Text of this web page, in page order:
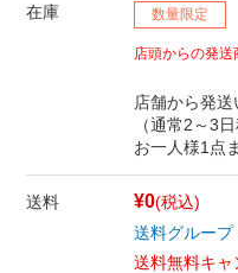
在庫 数量限定
店頭からの発送
店舗から発
（通常2～3
お一人様1点
送料 ¥0(税込)
送料グループ
送料無料キ